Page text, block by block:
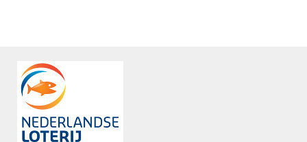
Samenwerking
Formulieren
NK's
JPT
JEC
Veteranenwedstrijden
Nieuws
Scheidsrechterslijst
Scheidsrechter Documentatie